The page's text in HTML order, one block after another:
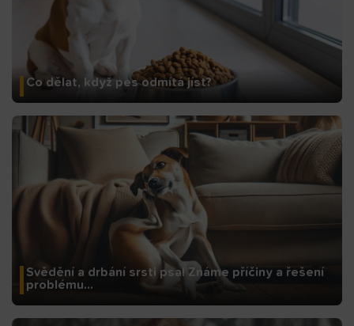
Co dělat, když pes odmítá jíst?
Svědění a drbání srsti psa! Známe příčiny a řešení
problému…